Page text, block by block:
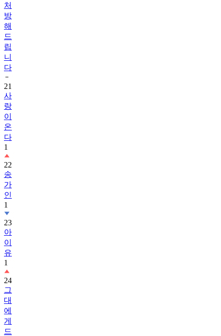
처
방
해
드
립
니
다
21
사
랑
이
온
다
1
22
송
가
인
1
23
아
이
유
1
24
그
대
에
게
드